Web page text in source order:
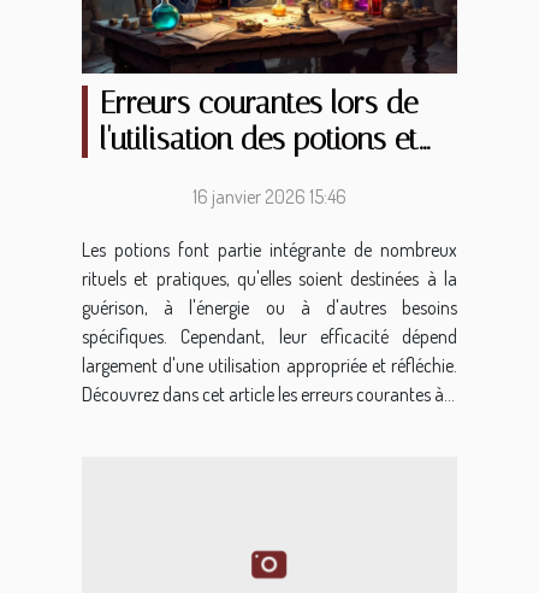
Erreurs courantes lors de
l'utilisation des potions et
16 janvier 2026 15:46
Les potions font partie intégrante de nombreux
rituels et pratiques, qu'elles soient destinées à la
guérison, à l'énergie ou à d'autres besoins
spécifiques. Cependant, leur efficacité dépend
largement d'une utilisation appropriée et réfléchie.
Découvrez dans cet article les erreurs courantes à...